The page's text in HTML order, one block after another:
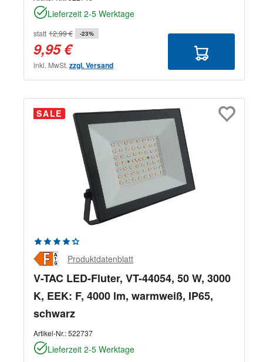
Lieferzeit 2-5 Werktage
statt 12,99 € -23%
9,95 €
inkl. MwSt. zzgl. Versand
SALE
Durchschnittliche Bewertung von 4.33 von 5 Sternen
Produktdatenblatt
V-TAC LED-Fluter, VT-44054, 50 W, 3000
K, EEK: F, 4000 lm, warmweiß, IP65,
schwarz
Artikel-Nr.:522737
Lieferzeit 2-5 Werktage